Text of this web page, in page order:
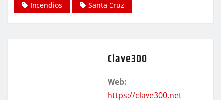
Incendios Santa Cruz
Clave300
Web:
https://clave300.net